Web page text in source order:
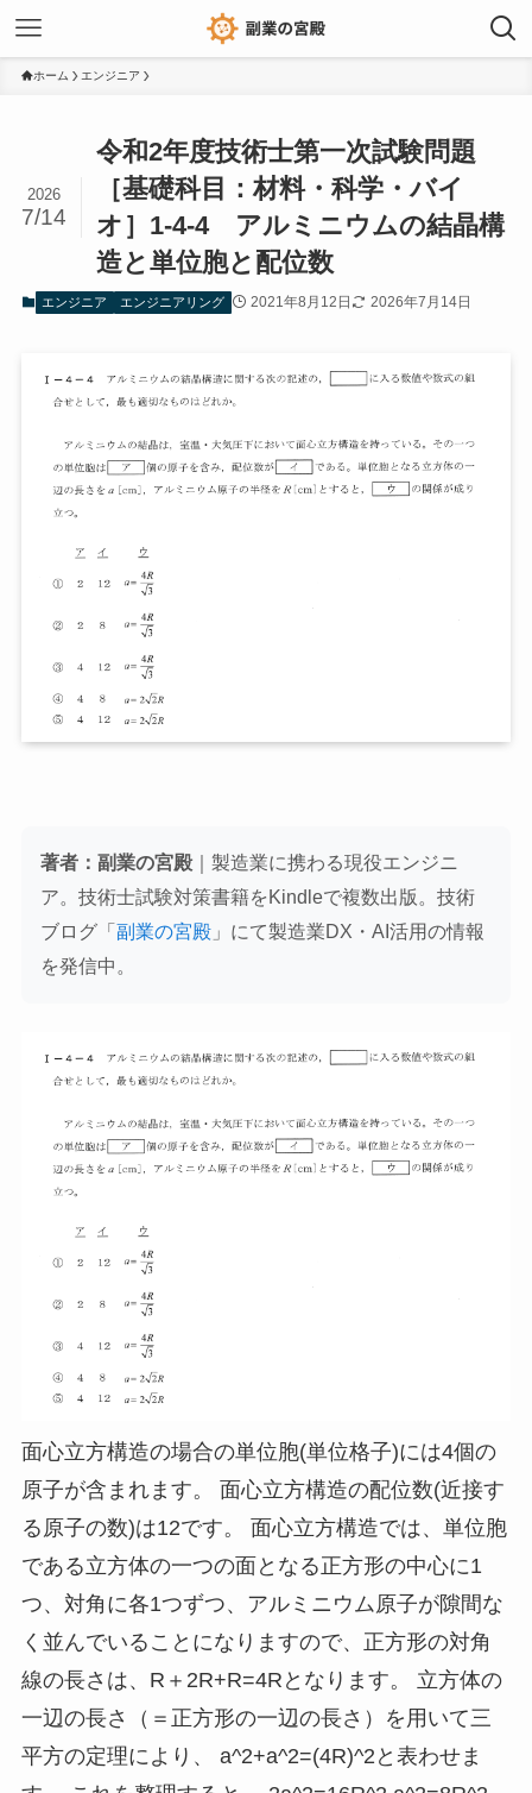
ホーム エンジニア
令和2年度技術士第一次試験問題
［基礎科目：材料・科学・バイ
オ］1-4-4 アルミニウムの結晶構
造と単位胞と配位数
2026
7/14
エンジニア エンジニアリング 2021年8月12日 2026年7月14日
著者：副業の宮殿｜製造業に携わる現役エンジニ
ア。技術士試験対策書籍をKindleで複数出版。技術
ブログ「副業の宮殿 」にて製造業DX・AI活用の情報
を発信中。
面心立方構造の場合の単位胞(単位格子)には4個の
原子が含まれます。 面心立方構造の配位数(近接す
る原子の数)は12です。 面心立方構造では、単位胞
である立方体の一つの面となる正方形の中心に1
つ、対角に各1つずつ、アルミニウム原子が隙間な
く並んでいることになりますので、正方形の対角
線の長さは、R＋2R+R=4Rとなります。 立方体の
一辺の長さ（＝正方形の一辺の長さ）を用いて三
平方の定理により、 a^2+a^2=(4R)^2と表わせま